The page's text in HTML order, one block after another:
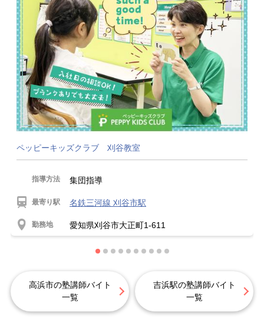
ペッピーキッズクラブ 刈谷教室
指導方法 集団指導
最寄り駅 名鉄三河線 刈谷市駅
勤務地 愛知県刈谷市大正町1-611
高浜市の塾講師バイト
一覧
吉浜駅の塾講師バイト
一覧